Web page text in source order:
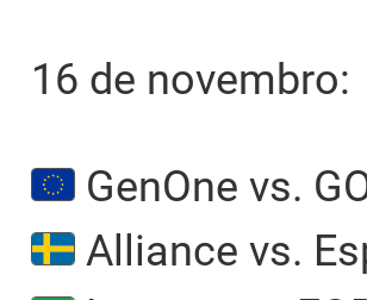
16 de novembro:
GenOne vs.
Alliance vs.